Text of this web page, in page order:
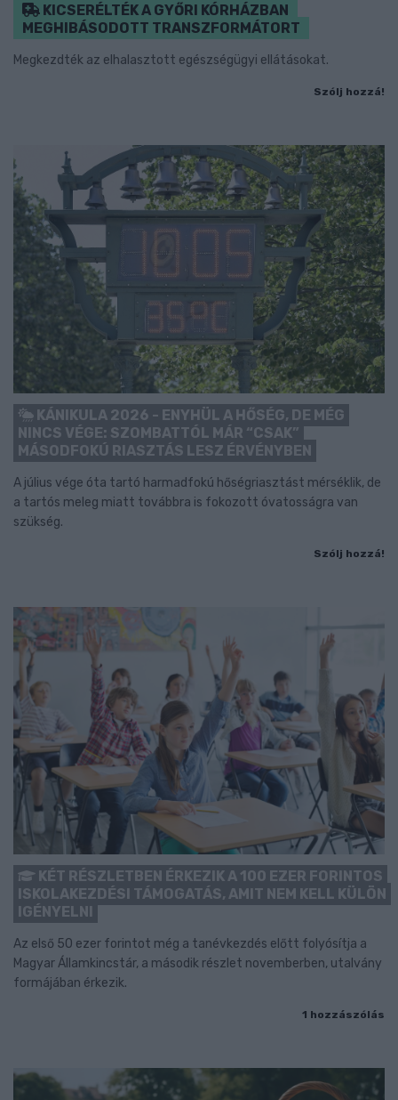
KICSERÉLTÉK A GYŐRI KÓRHÁZBAN
MEGHIBÁSODOTT TRANSZFORMÁTORT
Megkezdték az elhalasztott egészségügyi ellátásokat.
Szólj hozzá!
KÁNIKULA 2026 - ENYHÜL A HŐSÉG, DE MÉG
NINCS VÉGE: SZOMBATTÓL MÁR “CSAK”
MÁSODFOKÚ RIASZTÁS LESZ ÉRVÉNYBEN
A július vége óta tartó harmadfokú hőségriasztást mérséklik, de
a tartós meleg miatt továbbra is fokozott óvatosságra van
szükség.
Szólj hozzá!
KÉT RÉSZLETBEN ÉRKEZIK A 100 EZER FORINTOS
ISKOLAKEZDÉSI TÁMOGATÁS, AMIT NEM KELL KÜLÖN
IGÉNYELNI
Az első 50 ezer forintot még a tanévkezdés előtt folyósítja a
Magyar Államkincstár, a második részlet novemberben, utalvány
formájában érkezik.
1 hozzászólás